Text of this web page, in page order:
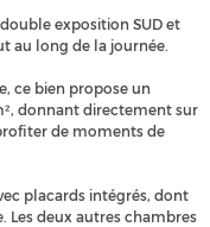
exposition SUD et
au long de la journée.
ce bien propose un
donnant directement sur
de moments de
placards intégrés, dont
Les deux autres chambres